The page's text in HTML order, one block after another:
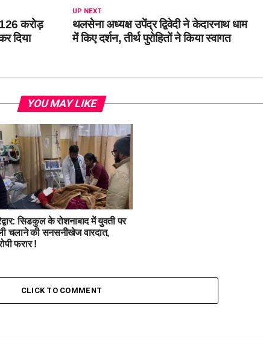
UP NEXT
थलसेना अध्यक्ष उपेंद्र द्विवेदी ने केदारनाथ धाम
में किए दर्शन, तीर्थ पुरोहितों ने किया स्वागत
करोड़
दिया
YOU MAY LIKE
सिडकुल के रोशनाबाद में युवती पर
चलाने की सनसनीखेज वारदात,
फरार !
CLICK TO COMMENT